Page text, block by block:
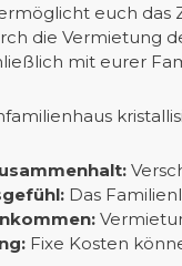
euch
die Vermietung
mit eurer
Das
Fixe Kosten